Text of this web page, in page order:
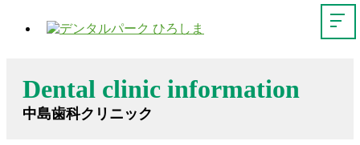
Dental clinic information
中島歯科クリニック